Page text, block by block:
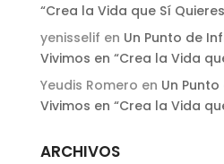
“Crea la Vida que Sí
yenisselif en Un Punto de
Vivimos en “Crea la Vida
Yeudis Romero en Un
Vivimos en “Crea la Vida
ARCHIVOS